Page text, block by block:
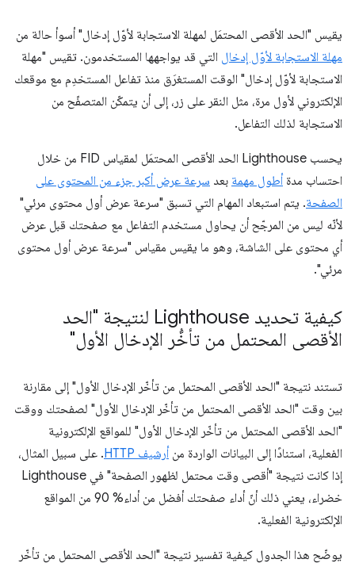
يقيس "الحد الأقصى المحتمَل لمهلة الاستجابة لأوّل إدخال" أسوأ حالة من
مهلة الاستجابة لأوّل إدخال التي قد يواجهها المستخدمون. تقيس "مهلة
الاستجابة لأوّل إدخال" الوقت المستغرَق منذ تفاعل المستخدِم مع موقعك
الإلكتروني لأول مرة، مثل النقر على زر، إلى أن يتمكّن المتصفّح من
الاستجابة لذلك التفاعل.
يحسب Lighthouse الحد الأقصى المحتمَل لمقياس FID من خلال
احتساب مدةأطول مهمة بعد سرعة عرض أكبر جزء من المحتوى على
الصفحة. يتم استبعاد المهام التي تسبق "سرعة عرض أول محتوى مرئي"
لأنّه ليس من المرجّح أن يحاول مستخدم التفاعل مع صفحتك قبل عرض
أي محتوى على الشاشة، وهو ما يقيس مقياس "سرعة عرض أول محتوى
مرئي".
كيفية تحديد Lighthouse لنتيجة "الحد
الأقصى المحتمل من تأخُّر الإدخال الأول"
تستند نتيجة "الحد الأقصى المحتمل من تأخّر الإدخال الأول" إلى مقارنة
بين وقت "الحد الأقصى المحتمل من تأخّر الإدخال الأول" لصفحتك ووقت
"الحد الأقصى المحتمل من تأخّر الإدخال الأول" للمواقع الإلكترونية
الفعلية، استنادًا إلى البيانات الواردة منأرشيف HTTP
. على سبيل المثال،
إذا كانت نتيجة "أقصى وقت محتمل لظهور الصفحة" في Lighthouse
خضراء، يعني ذلك أنّ أداء صفحتك أفضل من أداء% 90 من المواقع
الإلكترونية الفعلية.
يوضّح هذا الجدول كيفية تفسير نتيجة "الحد الأقصى المحتمل من تأخّر